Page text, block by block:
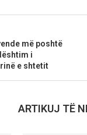
më poshtë
i
e shtetit
ARTIKUJ TË